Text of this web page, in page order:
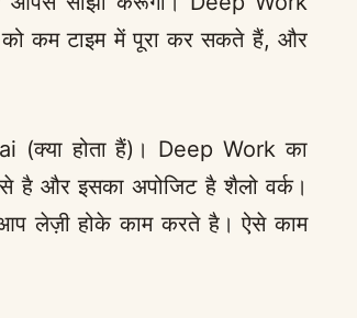
कम टाइम में पूरा कर सकते हैं, और
(क्या होता हैं)। Deep Work का
है और इसका अपोजिट है शैलो वर्क।
आप लेज़ी होके काम करते है। ऐसे काम